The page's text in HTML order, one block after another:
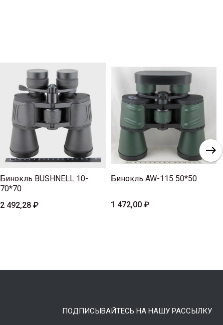
Бинокль BUSHNELL 10-
70*70
2 492,28 ₽
Бинокль AW-115 50*50
1 472,00 ₽
ПОДПИСЫВАЙТЕСЬ НА НАШУ РАССЫЛКУ